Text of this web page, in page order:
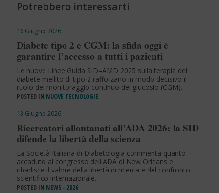
Potrebbero interessarti
16 Giugno 2026
Diabete tipo 2 e CGM: la sfida oggi è
garantire l’accesso a tutti i pazienti
Le nuove Linee Guida SID–AMD 2025 sulla terapia del
diabete mellito di tipo 2 rafforzano in modo decisivo il
ruolo del monitoraggio continuo del glucosio (CGM).
POSTED IN NUOVE TECNOLOGIE
13 Giugno 2026
Ricercatori allontanati all’ADA 2026: la SID
difende la libertà della scienza
La Società Italiana di Diabetologia commenta quanto
accaduto al congresso dell'ADA di New Orleans e
ribadisce il valore della libertà di ricerca e del confronto
scientifico internazionale.
POSTED IN NEWS - 2026